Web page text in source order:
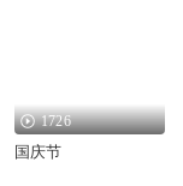
1726
国庆节